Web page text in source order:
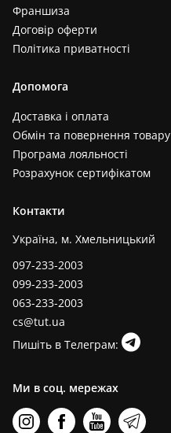
Франшиза
Договір оферти
Політика приватності
Допомога
Доставка і оплата
Обмін та повернення товару
Програма лояльності
Розрахунок сертифікатом
Контакти
Україна, м. Хмельницький
097-233-2003
099-233-2003
063-233-2003
cs@tut.ua
Пишіть в Телеграм:
Ми в соц. мережах